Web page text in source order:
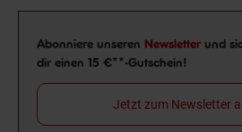
Newsletter Anmeldung
Abonniere unseren Newsletter und
dir einen 15 €**-Gutschein!
Jetzt zum Newsletter